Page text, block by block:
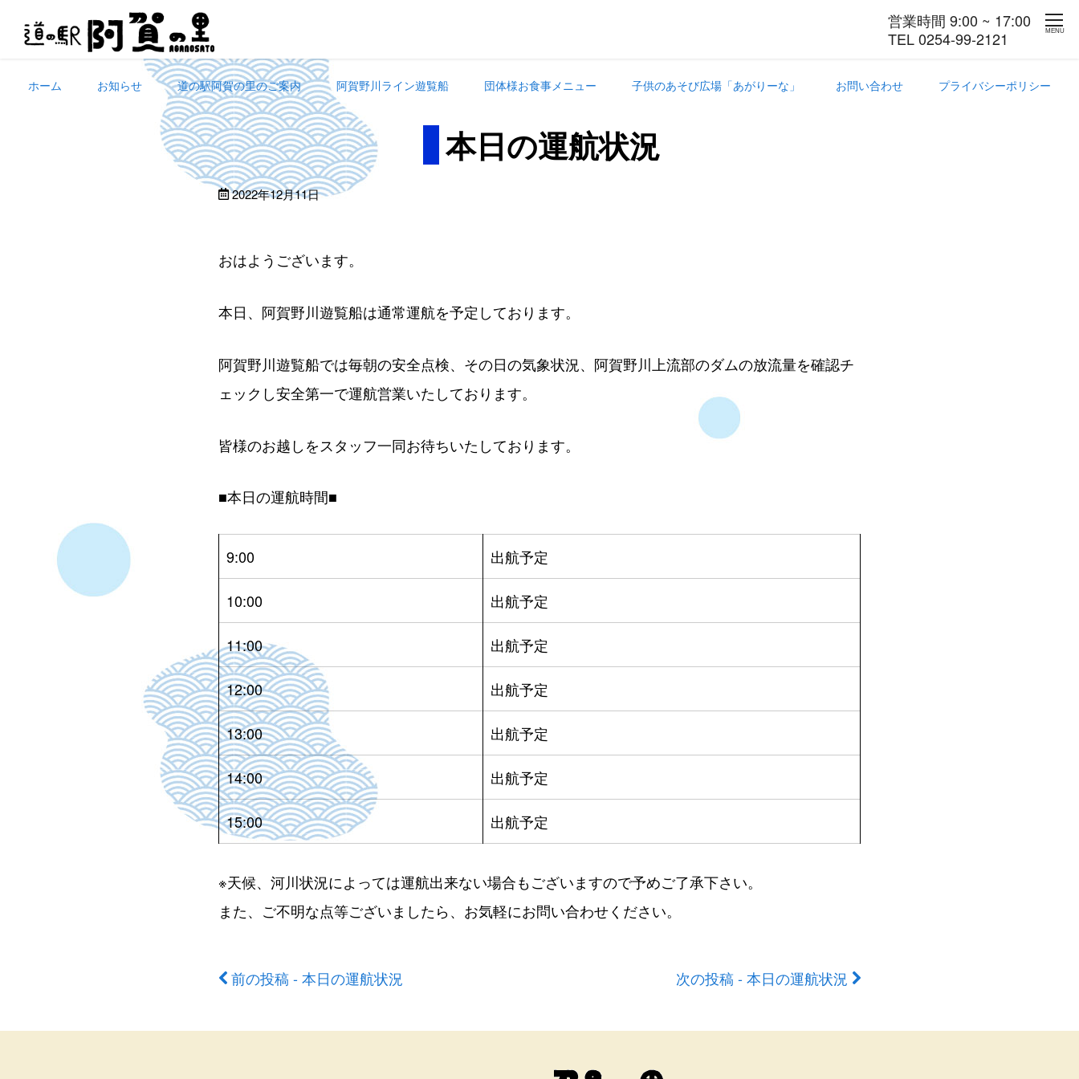
営業時間 9:00 ~ 17:00
TEL 0254-99-2121
MENU
ホーム お知らせ 道の駅阿賀の里のご案内 阿賀野川ライン遊覧船 団体様お食事メニュー 子供のあそび広場「あがりーな」 お問い合わせ プライバシーポリシー
本日の運航状況
2022年12月11日
おはようございます。
本日、阿賀野川遊覧船は通常運航を予定しております。
阿賀野川遊覧船では毎朝の安全点検、その日の気象状況、阿賀野川上流部のダムの放流量を確認チ
ェックし安全第一で運航営業いたしております。
皆様のお越しをスタッフ一同お待ちいたしております。
■本日の運航時間■
9:00 出航予定
10:00 出航予定
11:00 出航予定
12:00 出航予定
13:00 出航予定
14:00 出航予定
15:00 出航予定
※天候、河川状況によっては運航出来ない場合もございますので予めご了承下さい。
また、ご不明な点等ございましたら、お気軽にお問い合わせください。
前
後
前の投稿 - 本日の運航状況 次の投稿 - 本日の運航状況